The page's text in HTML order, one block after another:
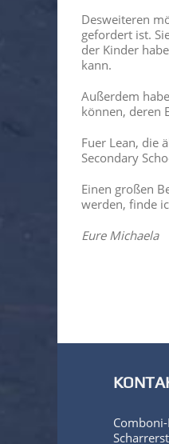
Desweiteren
gefordert ist.
der Kinder
kann.
Außerdem
können, deren
Fuer Lean, die
Secondary
Einen großen
werden, finde
Eure Michaela